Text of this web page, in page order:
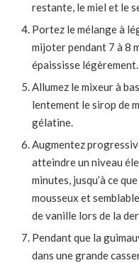
restante, le miel et le
Portez le mélange à
mijoter pendant 7 à 8
épaississe légèrement.
Allumez le mixeur à
lentement le sirop de
gélatine.
Augmentez
atteindre un niveau
minutes, jusqu’à ce
mousseux et
de vanille lors de la
Pendant que la
dans une grande